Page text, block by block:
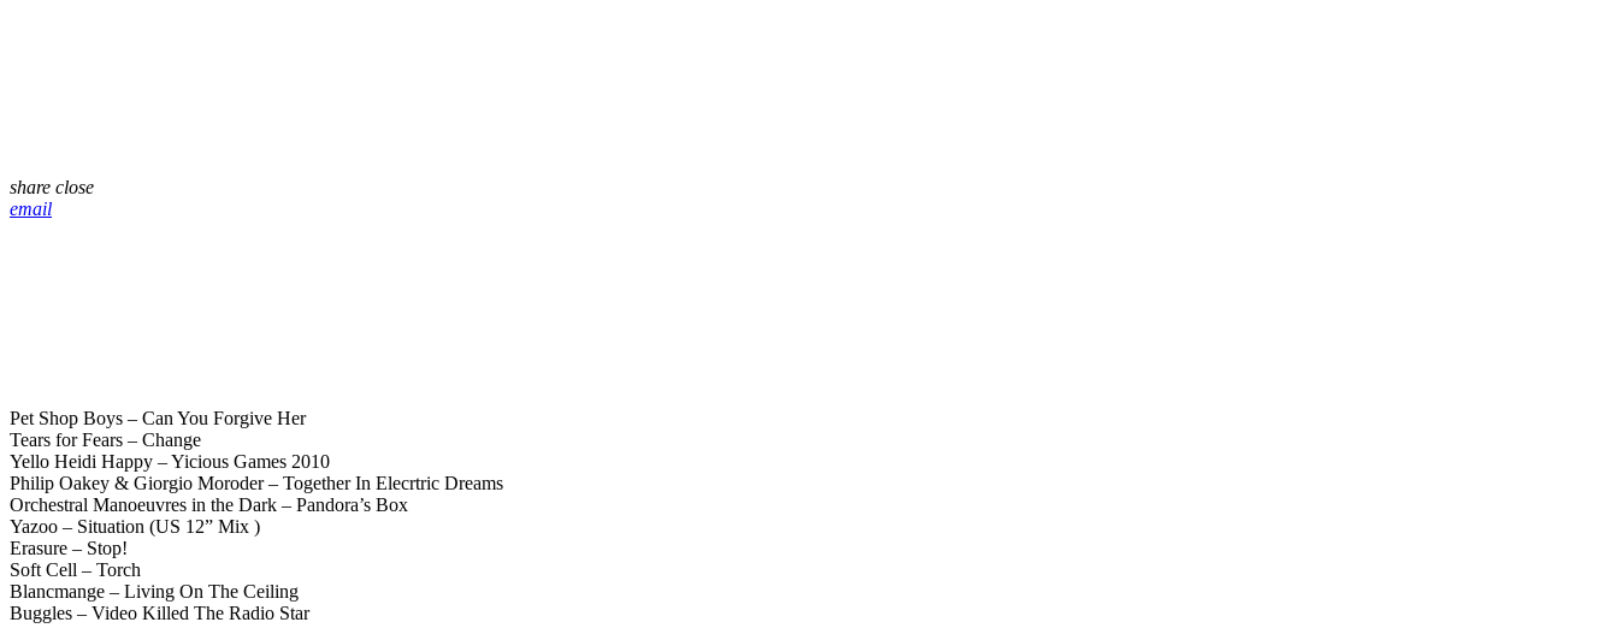
share close
email
Pet Shop Boys – Can You Forgive Her
Tears for Fears – Change
Yello Heidi Happy – Yicious Games 2010
Philip Oakey & Giorgio Moroder – Together In Elecrtric Dreams
Orchestral Manoeuvres in the Dark – Pandora’s Box
Yazoo – Situation (US 12” Mix )
Erasure – Stop!
Soft Cell – Torch
Blancmange – Living On The Ceiling
Buggles – Video Killed The Radio Star